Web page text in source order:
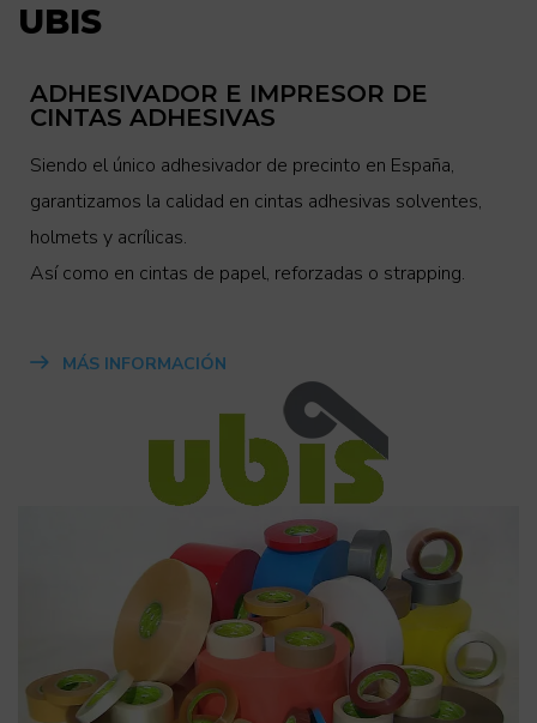
UBIS
ADHESIVADOR E IMPRESOR DE
CINTAS ADHESIVAS
Siendo el único adhesivador de precinto en España,
garantizamos la calidad en cintas adhesivas solventes,
holmets y acrílicas.
Así como en cintas de papel, reforzadas o strapping.
MÁS INFORMACIÓN